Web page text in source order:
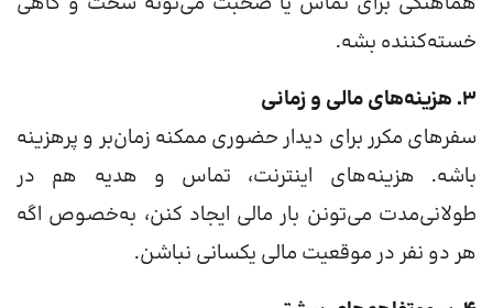
خسته‌کننده بشه.
3. هزینه‌های مالی و زمانی
سفرهای مکرر برای دیدار حضوری ممکنه زمان‌بر و پرهزینه
باشه. هزینه‌های اینترنت، تماس و هدیه هم در
طولانی‌مدت می‌تونن بار مالی ایجاد کنن، به‌خصوص اگه
هر دو نفر در موقعیت مالی یکسانی نباشن.